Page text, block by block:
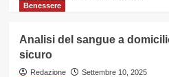
Benessere
Analisi del sangue a
sicuro
Redazione
Settembre 10, 2025